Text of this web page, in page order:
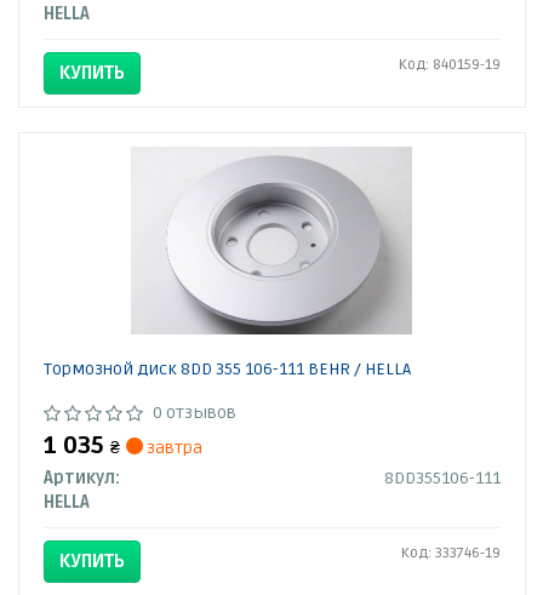
HELLA
КУПИТЬ Код: 840159-19
Тормозной диск 8DD 355 106-111 BEHR / HELLA
0 отзывов
1 035 ₴
завтра
Артикул:
8DD355106-111
HELLA
КУПИТЬ Код: 333746-19